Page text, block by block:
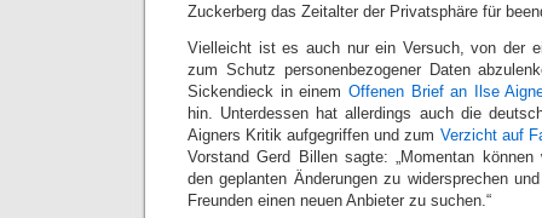
Zuckerberg das Zeitalter der Privatsphäre für
Vielleicht ist es auch nur ein Versuch, von der
zum Schutz personenbezogener Daten
Sickendieck in einem Offenen Brief an Ilse
hin. Unterdessen hat allerdings auch die
Aigners Kritik aufgegriffen und zum Verzicht auf
Vorstand Gerd Billen sagte: „Momentan
den geplanten Änderungen zu widersprechen
Freunden einen neuen Anbieter zu suchen.“